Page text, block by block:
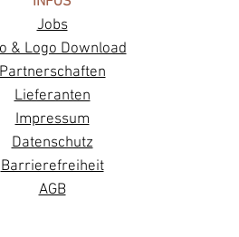
Jobs
& Logo Download
Lieferanten
Impressum
Datenschutz
Barrierefreiheit
AGB